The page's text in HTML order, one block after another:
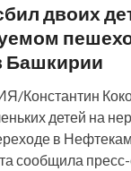
двоих
Башкирии
Константин
детей на
в
сообщила